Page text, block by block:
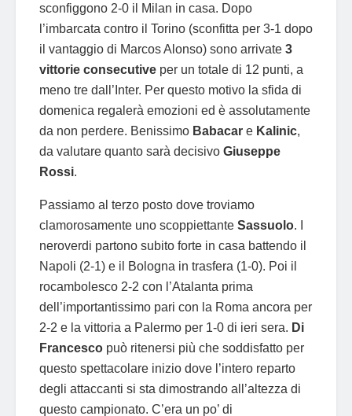
sconfiggono 2-0 il Milan in casa. Dopo
l’imbarcata contro il Torino (sconfitta per 3-1 dopo
il vantaggio di Marcos Alonso) sono arrivate 3
vittorie consecutive per un totale di 12 punti, a
meno tre dall’Inter. Per questo motivo la sfida di
domenica regalerà emozioni ed è assolutamente
da non perdere. Benissimo Babacar e Kalinic,
da valutare quanto sarà decisivo Giuseppe
Rossi.
Passiamo al terzo posto dove troviamo
clamorosamente uno scoppiettante Sassuolo. I
neroverdi partono subito forte in casa battendo il
Napoli (2-1) e il Bologna in trasfera (1-0). Poi il
rocambolesco 2-2 con l’Atalanta prima
dell’importantissimo pari con la Roma ancora per
2-2 e la vittoria a Palermo per 1-0 di ieri sera. Di
Francesco può ritenersi più che soddisfatto per
questo spettacolare inizio dove l’intero reparto
degli attaccanti si sta dimostrando all’altezza di
questo campionato. C’era un po’ di